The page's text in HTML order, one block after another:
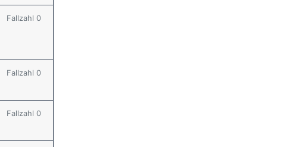
Fallzahl 0
Fallzahl 0
Fallzahl 0